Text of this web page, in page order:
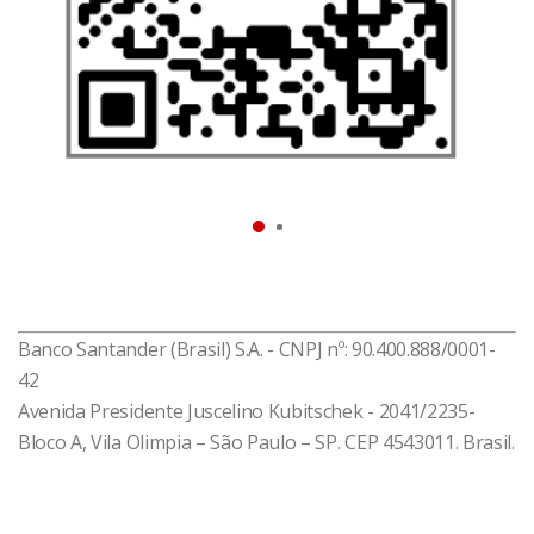
que você entenda melhor sua vida financeira e tome
as melhores decisões relacionadas a crédito,
situação do seu CPF, gastos, recebimentos, limites e
rendas.
Baixe agora e resolva o que você precisa!
Banco Santander (Brasil) S.A. - CNPJ nº: 90.400.888/0001-
42
Avenida Presidente Juscelino Kubitschek - 2041/2235-
Bloco A, Vila Olimpia – São Paulo – SP. CEP 4543011. Brasil.